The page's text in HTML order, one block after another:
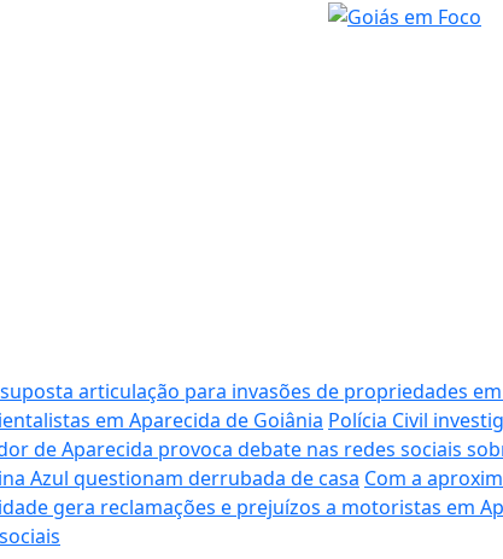
articulação para invasões de propriedades
em Aparecida de Goiânia Polícia Civil
de Aparecida provoca debate nas redes sociais
Azul questionam derrubada de casa Com a
gera reclamações e prejuízos a motoristas em